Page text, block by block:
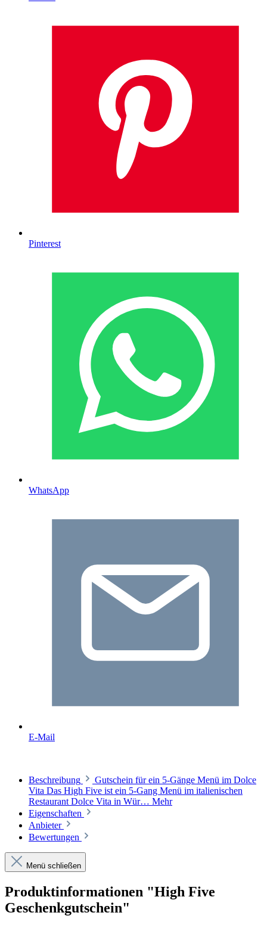
Pinterest
WhatsApp
E-Mail
Beschreibung
Gutschein für ein 5-Gänge Menü im Dolce
Vita Das High Five ist ein 5-Gang Menü im italienischen
Restaurant Dolce Vita in Wür… Mehr
Eigenschaften
Anbieter
Bewertungen
Menü schließen
Produktinformationen "High Five
Geschenkgutschein"